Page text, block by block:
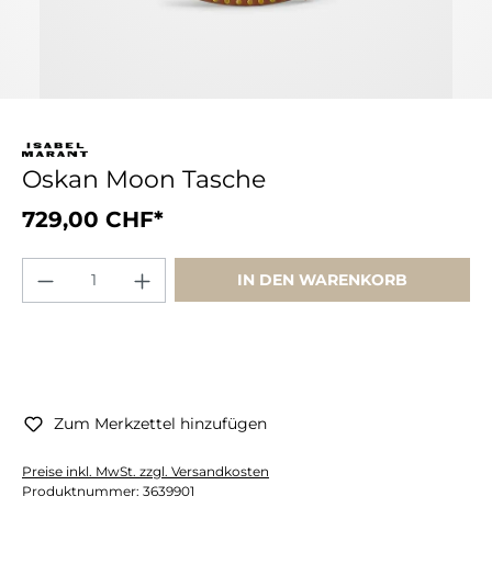
Oskan Moon Tasche
729,00 CHF*
IN DEN WARENKORB
Zum Merkzettel hinzufügen
Preise inkl. MwSt. zzgl. Versandkosten
Produktnummer: 3639901